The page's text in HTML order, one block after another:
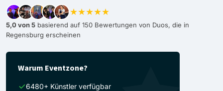
★★★★★
5,0 von 5 basierend auf 150 Bewertungen von Duos, die in
Regensburg erscheinen
Warum Eventzone?
6480+ Künstler verfügbar